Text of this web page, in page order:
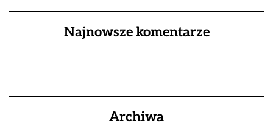
Najnowsze komentarze
Archiwa